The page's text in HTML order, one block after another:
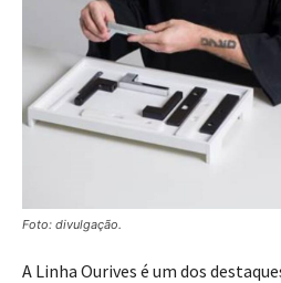
Foto: divulgação.
A Linha Ourives é um dos